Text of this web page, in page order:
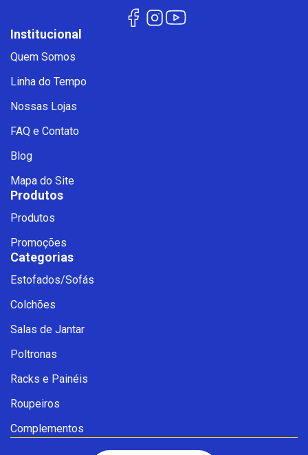
Institucional
Quem Somos
Linha do Tempo
Nossas Lojas
FAQ e Contato
Blog
Mapa do Site
Produtos
Produtos
Promoções
Categorias
Estofados/Sofás
Colchões
Salas de Jantar
Poltronas
Racks e Painéis
Roupeiros
Complementos